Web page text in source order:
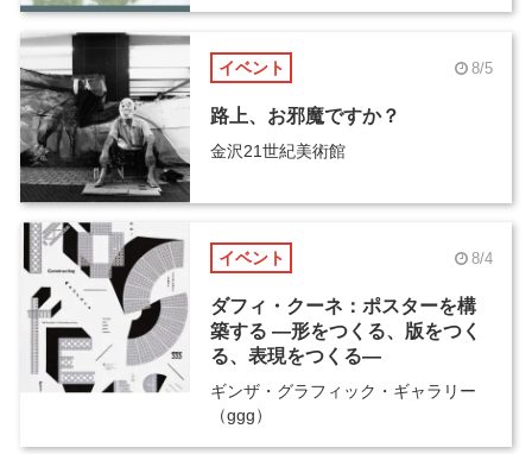
イベント 8/5
路上、お邪魔ですか？
金沢21世紀美術館
イベント 8/4
ダフィ・クーネ：ポスターを構
築する ―形をつくる、版をつく
る、表現をつくる―
ギンザ・グラフィック・ギャラリー
（ggg）